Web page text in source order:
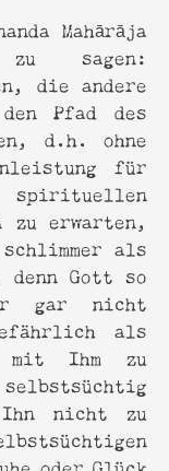
Mahārāja
sagen:
die andere
Pfad des
d.h. ohne
für
zu erwarten,
als
denn Gott so
gar nicht
als
mit Ihm zu
Ihn nicht zu